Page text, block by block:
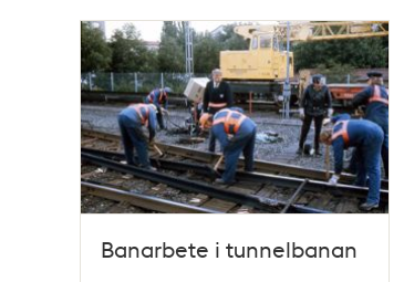
Banarbete i tunnelbanan